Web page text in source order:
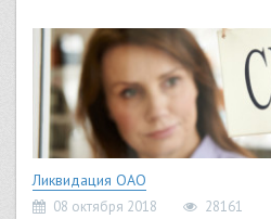
Ликвидация ОАО
08 октября 2018 28161